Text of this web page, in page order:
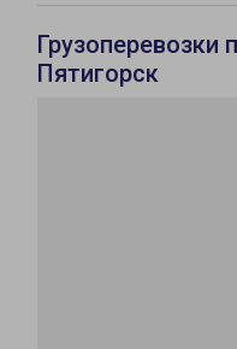
Грузоперевозки
Пятигорск